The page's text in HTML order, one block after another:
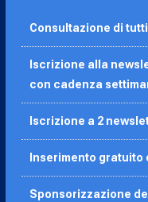
Consultazione di
Iscrizione alla
con cadenza
Iscrizione a 2
Inserimento gratuito
Sponsorizzazione